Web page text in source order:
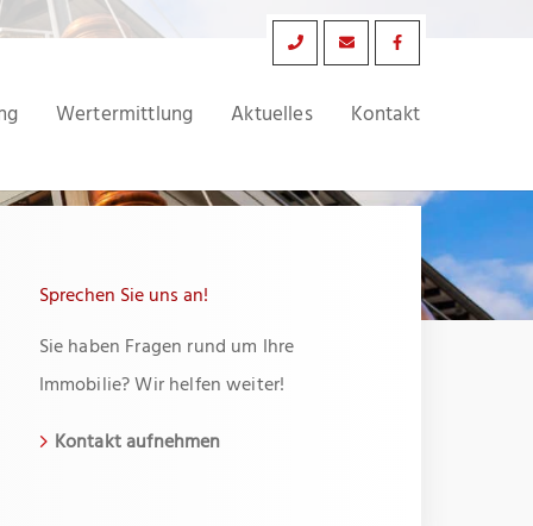
Wertermittlung Aktuelles Kontakt
Sprechen Sie uns an!
Sie haben Fragen rund um Ihre
Immobilie? Wir helfen weiter!
Kontakt aufnehmen